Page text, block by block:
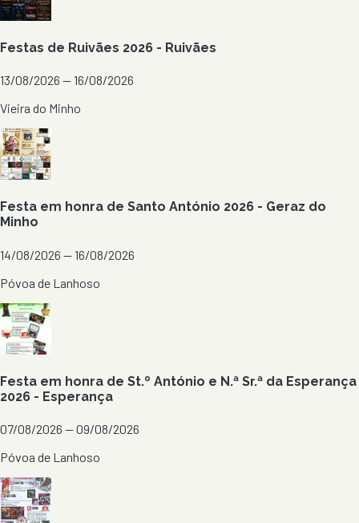
Festas de Ruivães 2026 - Ruivães
13/08/2026 — 16/08/2026
Vieira do Minho
Festa em honra de Santo António 2026 - Geraz do
Minho
14/08/2026 — 16/08/2026
Póvoa de Lanhoso
Festa em honra de St.º António e N.ª Sr.ª da Esperança
2026 - Esperança
07/08/2026 — 09/08/2026
Póvoa de Lanhoso